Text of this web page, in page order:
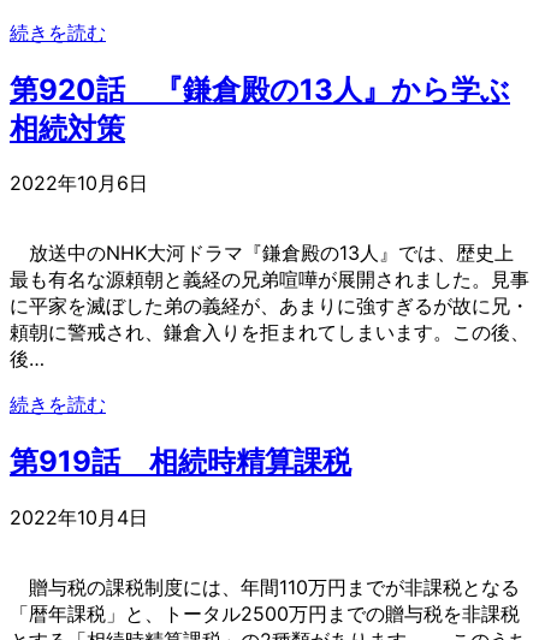
続きを読む
第920話 『鎌倉殿の13人』から学ぶ
相続対策
2022年10月6日
放送中のNHK大河ドラマ『鎌倉殿の13人』では、歴史上
最も有名な源頼朝と義経の兄弟喧嘩が展開されました。見事
に平家を滅ぼした弟の義経が、あまりに強すぎるが故に兄・
頼朝に警戒され、鎌倉入りを拒まれてしまいます。この後、
後…
続きを読む
第919話 相続時精算課税
2022年10月4日
贈与税の課税制度には、年間110万円までが非課税となる
「暦年課税」と、トータル2500万円までの贈与税を非課税